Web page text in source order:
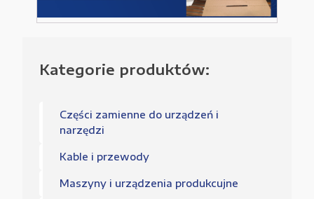
Kategorie produktów:
Części zamienne do urządzeń i
narzędzi
Kable i przewody
Maszyny i urządzenia produkcujne